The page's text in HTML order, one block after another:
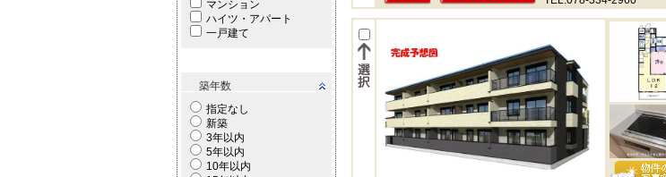
マンション
ハイツ・アパート
一戸建て
築年数
指定なし
新築
3年以内
5年以内
10年以内